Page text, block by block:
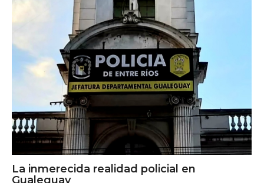
La inmerecida realidad policial en
Gualeguay